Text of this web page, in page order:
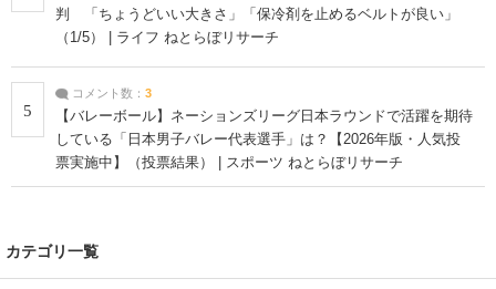
判 「ちょうどいい大きさ」「保冷剤を止めるベルトが良い」
（1/5） | ライフ ねとらぼリサーチ
5
コメント数： 3
【バレーボール】ネーションズリーグ日本ラウンドで活躍を期待
している「日本男子バレー代表選手」は？【2026年版・人気投
票実施中】（投票結果） | スポーツ ねとらぼリサーチ
カテゴリ一覧